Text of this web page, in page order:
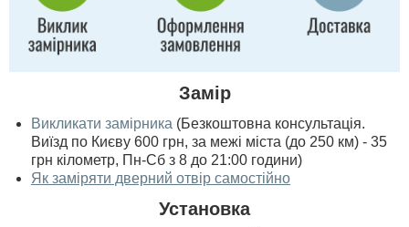
Замір
Викликати замірника (Безкоштовна консультація.
Виїзд по Києву 600 грн, за межі міста (до 250 км) - 35
грн кілометр, Пн-Сб з 8 до 21:00 години)
Як заміряти дверний отвір самостійно
Установка